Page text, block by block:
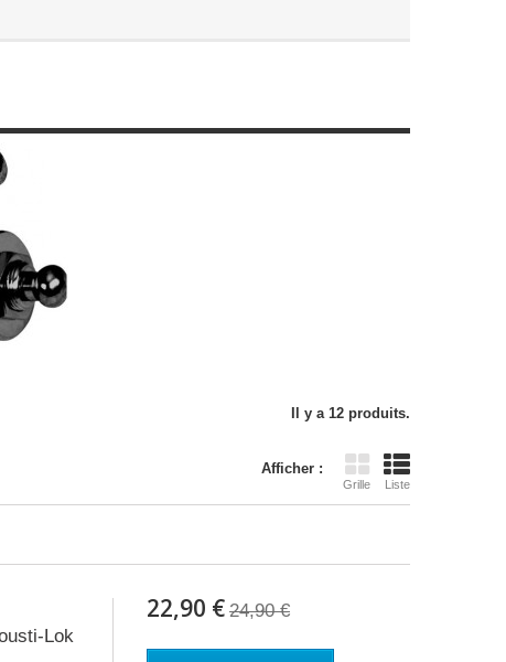
Il y a 12 produits.
Afficher :
Grille Liste
Lok
22,90 € 24,90 €